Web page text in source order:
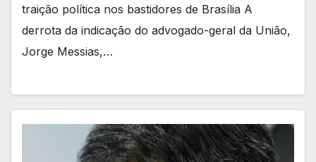
traição política nos bastidores de Brasília A
derrota da indicação do advogado-geral da União,
Jorge Messias,…